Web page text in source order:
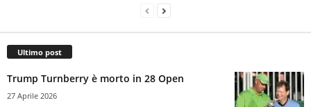
Ultimo post
Trump Turnberry è morto in 28 Open
27 Aprile 2026